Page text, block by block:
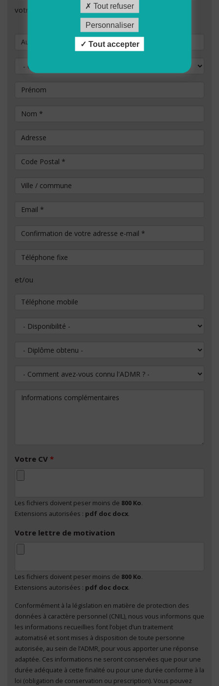
votre demande de candidature.
Vous souhaitez postuler au poste de
Civilité
Prénom
Nom*
Adresse
Code Postal *
Ville / commune
Email*
Confirmation de votre adresse e-mail
Téléphone fixe
et/ou
Téléphone mobile
Disponibilité
Diplôme obtenu
Comment avez-vous connu l'ADMR ?
Informations complémentaires
Votre CV *
Les fichiers doivent peser moins de 800 Ko.
Extensions autorisées : pdf doc docx.
Votre lettre de motivation
Les fichiers doivent peser moins de 800 Ko.
Extensions autorisées : pdf doc docx.
En cliquant sur "Envoyer", je consens au traitement
de mes données à caractère personnel *
Conformément à la législation en matière de protection des
données à caractère personnel (CNIL), nous vous informons que
les informations recueillies font l’objet d’un traitement
automatisé et sont mises à disposition de toute personne
autorisée, au sein de l’ADMR, pour vous apporter une réponse
adaptée. Ces informations ne seront conservées que pour une
durée adéquate à cette finalité ou pour une durée conforme à la
loi (obligation de conservation ou prescription). Vous pouvez
Tout refuser
Personnaliser
Tout accepter